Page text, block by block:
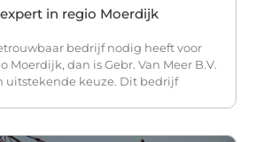
in regio Moerdijk
bedrijf nodig heeft voor
Moerdijk, dan is Gebr. Van Meer B.V.
uitstekende keuze. Dit bedrijf